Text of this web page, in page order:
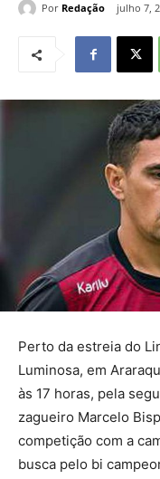
Por Redação julho 7,
Perto da estreia do
Luminosa, em
às 17 horas, pela
zagueiro Marcelo
competição com a
busca pelo bi